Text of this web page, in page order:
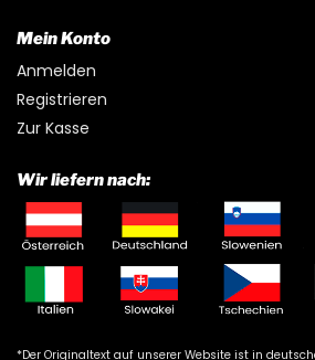
Mein Konto
Anmelden
Registrieren
Zur Kasse
Wir liefern nach:
*Der Originaltext auf unserer Website ist in